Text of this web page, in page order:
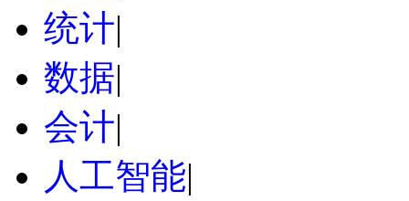
统计|
数据|
会计|
人工智能|